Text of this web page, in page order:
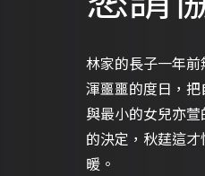
林家的長子一年
渾噩噩的度日，
與最小的女兒亦
的決定，秋莛這
暖。